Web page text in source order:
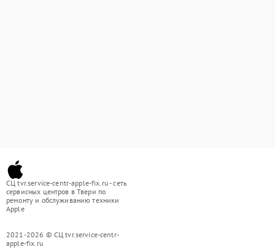
СЦ tvr.service-centr-apple-fix.ru - сеть
сервисных центров в Твери по
ремонту и обслуживанию техники
Apple
2021-2026 © СЦ tvr.service-centr-
apple-fix.ru